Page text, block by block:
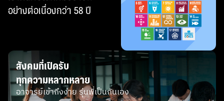
อย่างต่อเนื่องกว่า 58 ปี
สังคมที่เปิดรับ
ทุกความหลากหลาย
อาจารย์เข้าถึงง่าย รุ่นพี่เป็นกันเอง